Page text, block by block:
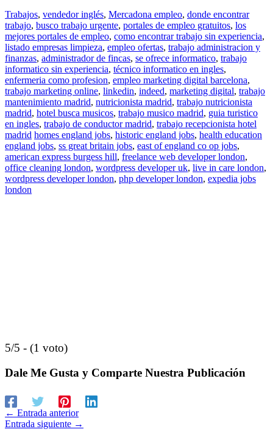
Trabajos, vendedor inglés, Mercadona empleo, donde encontrar
trabajo, busco trabajo urgente, portales de empleo gratuitos, los
mejores portales de empleo, como encontrar trabajo sin experiencia,
listado empresas limpieza, empleo ofertas, trabajo administracion y
finanzas, administrador de fincas, se ofrece informatico, trabajo
informatico sin experiencia, técnico informatico en ingles,
enfermeria como profesion, empleo marketing digital barcelona,
trabajo marketing online, linkedin, indeed, marketing digital, trabajo
mantenimiento madrid, nutricionista madrid, trabajo nutricionista
madrid, hotel busca musicos, trabajo musico madrid, guia turistico
en ingles, trabajo de conductor madrid, trabajo recepcionista hotel
madrid homes england jobs, historic england jobs, health education
england jobs, ss great britain jobs, east of england co op jobs,
american express burgess hill, freelance web developer london,
office cleaning london, wordpress developer uk, live in care london,
wordpress developer london, php developer london, expedia jobs
london
5/5 - (1 voto)
Dale Me Gusta y Comparte Nuestra Publicación
← Entrada anterior
Entrada siguiente →